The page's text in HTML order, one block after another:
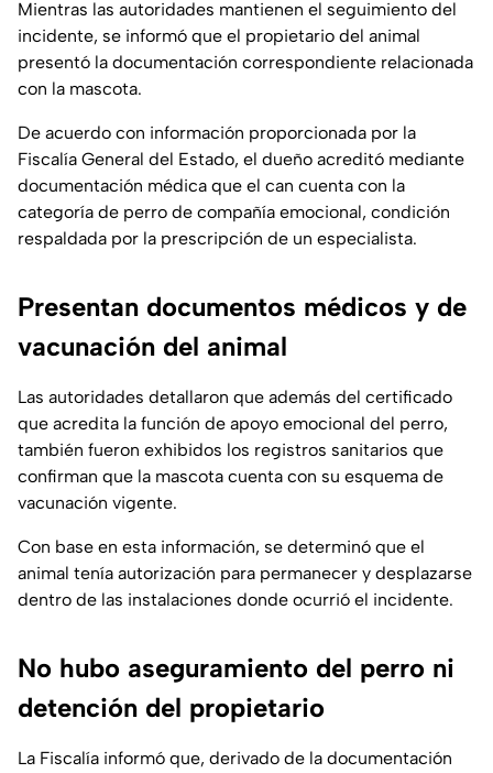
Mientras las autoridades mantienen el seguimiento del
incidente, se informó que el propietario del animal
presentó la documentación correspondiente relacionada
con la mascota.
De acuerdo con información proporcionada por la
Fiscalía General del Estado, el dueño acreditó mediante
documentación médica que el can cuenta con la
categoría de perro de compañía emocional, condición
respaldada por la prescripción de un especialista.
Presentan documentos médicos y de
vacunación del animal
Las autoridades detallaron que además del certificado
que acredita la función de apoyo emocional del perro,
también fueron exhibidos los registros sanitarios que
confirman que la mascota cuenta con su esquema de
vacunación vigente.
Con base en esta información, se determinó que el
animal tenía autorización para permanecer y desplazarse
dentro de las instalaciones donde ocurrió el incidente.
No hubo aseguramiento del perro ni
detención del propietario
La Fiscalía informó que, derivado de la documentación